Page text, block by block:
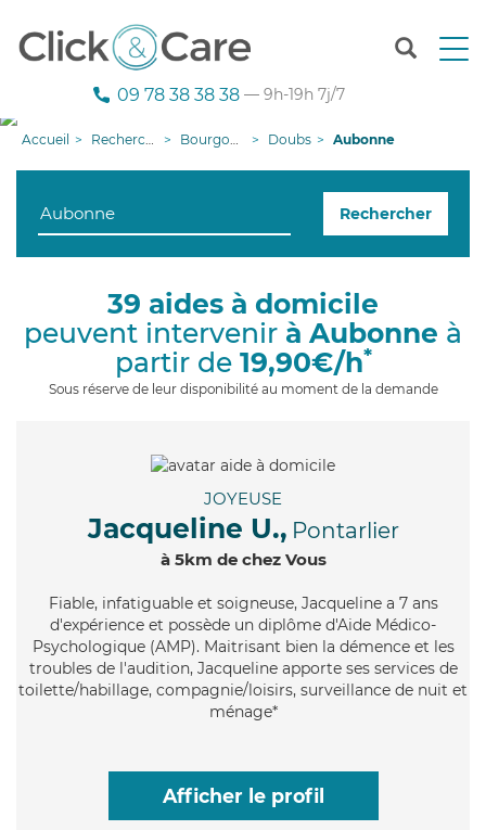
T
n
g
i
09 78 38 38 38 — 9h-19h 7j/7
Accueil Recherche aide à domicile Bourgogne-Franche-Comté Doubs Aubonne
Rechercher
39 aides à domicile
peuvent intervenir à Aubonne à
partir de 19,90€/h*
Sous réserve de leur disponibilité au moment de la demande
JOYEUSE
Jacqueline U., Pontarlier
à 5km de chez Vous
Fiable, infatiguable et soigneuse, Jacqueline a 7 ans
d'expérience et possède un diplôme d'Aide Médico-
Psychologique (AMP). Maitrisant bien la démence et les
troubles de l'audition, Jacqueline apporte ses services de
toilette/habillage, compagnie/loisirs, surveillance de nuit et
ménage*
Afficher le profil